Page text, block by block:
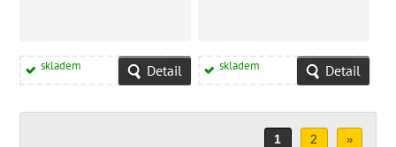
skladem Detail skladem Detail
1 2 »